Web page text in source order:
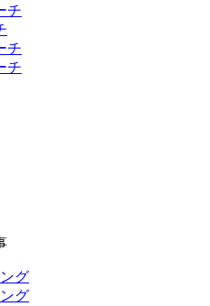
チ
チ
チ
グ
グ